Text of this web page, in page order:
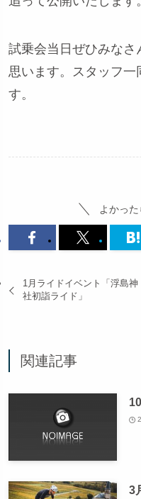
試乗会当日ぜひみなさ
思います。スタッフ一
す。
よかった
1月ライドイベント「浮島神
社初詣ライド」
関連記事
3